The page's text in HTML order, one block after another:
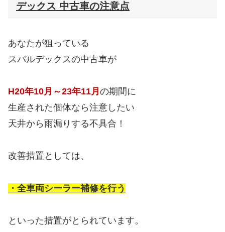
デックス 中古車の注意点
あなたが狙っている
スバルデックスの中古車が
H20年10月～23年11月 の期間に
生産された個体なら注意したい
天井から雨漏りする不具合！
改善措置としては、
・全車両シーラー補修を行う
といった措置がとられています。